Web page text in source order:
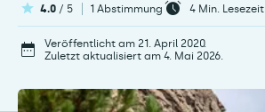
4.0 / 5 1 Abstimmung 4 Min. Lesezeit
Veröffentlicht am 21. April 2020.
Zuletzt aktualisiert am 4. Mai 2026.